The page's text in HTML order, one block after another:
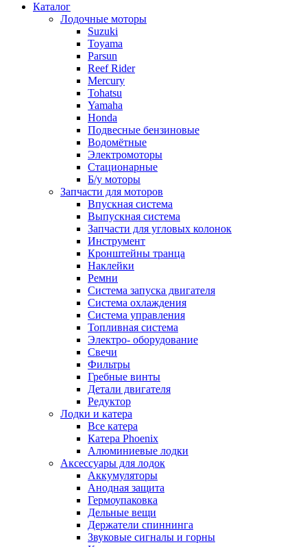
Каталог
Лодочные моторы
Suzuki
Toyama
Parsun
Reef Rider
Mercury
Tohatsu
Yamaha
Honda
Подвесные бензиновые
Водомётные
Электромоторы
Стационарные
Б/у моторы
Запчасти для моторов
Впускная система
Выпускная система
Запчасти для угловых колонок
Инструмент
Кронштейны транца
Наклейки
Ремни
Система запуска двигателя
Система охлаждения
Система управления
Топливная система
Электро- оборудование
Свечи
Фильтры
Гребные винты
Детали двигателя
Редуктор
Лодки и катера
Все катера
Катера Phoenix
Алюминиевые лодки
Аксессуары для лодок
Аккумуляторы
Анодная защита
Гермоупаковка
Дельные вещи
Держатели спиннинга
Звуковые сигналы и горны